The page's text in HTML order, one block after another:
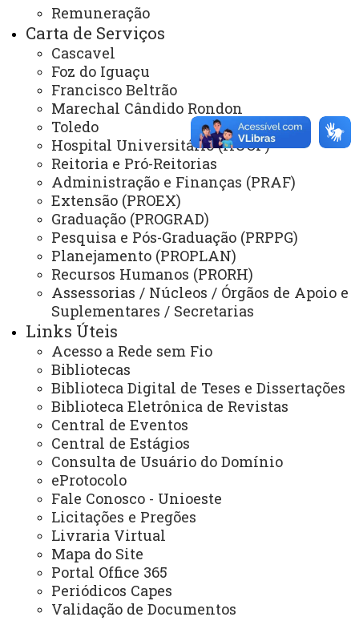
Remuneração
Carta de Serviços
Cascavel
Foz do Iguaçu
Francisco Beltrão
Marechal Cândido Rondon
Toledo
Hospital Universitário (HUOP)
Reitoria e Pró-Reitorias
Administração e Finanças (PRAF)
Extensão (PROEX)
Graduação (PROGRAD)
Pesquisa e Pós-Graduação (PRPPG)
Planejamento (PROPLAN)
Recursos Humanos (PRORH)
Assessorias / Núcleos / Órgãos de Apoio e
Suplementares / Secretarias
Links Úteis
Acesso a Rede sem Fio
Bibliotecas
Biblioteca Digital de Teses e Dissertações
Biblioteca Eletrônica de Revistas
Central de Eventos
Central de Estágios
Consulta de Usuário do Domínio
eProtocolo
Fale Conosco - Unioeste
Licitações e Pregões
Livraria Virtual
Mapa do Site
Portal Office 365
Periódicos Capes
Validação de Documentos
Colegiado do Curso de Secretariado Executivo
Trilíngue - CCSET
ACESSE
Acesso Restrito (Editores do Portal)
Arquivo Virtual
Bibliotecas
Identidade Visual
Mapa do Site
Ouvidoria
Portal Office 365
Sistemas
Telefones
Webmail
REITORIA
Secretaria Geral
Gabinete Reitoria
Secretaria dos Conselhos Superiores
PRÓ-REITORIAS